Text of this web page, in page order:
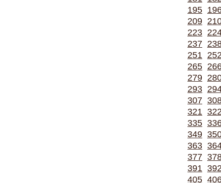
195
209
223
237
251
265
279
293
307
321
335
349
363
377
391
405